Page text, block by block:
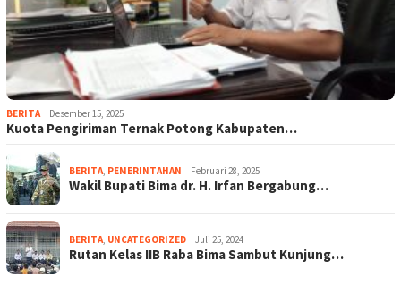
BERITA Desember 15, 2025
Kuota Pengiriman Ternak Potong Kabupaten…
BERITA, PEMERINTAHAN Februari 28, 2025
Wakil Bupati Bima dr. H. Irfan Bergabung…
BERITA, UNCATEGORIZED Juli 25, 2024
Rutan Kelas IIB Raba Bima Sambut Kunjung…